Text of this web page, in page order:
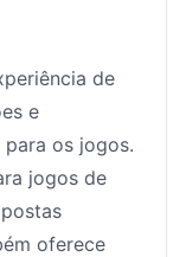
de
e
os jogos.
jogos de
oferece